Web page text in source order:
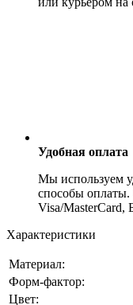
Удобная оплата
Мы используем
способы
Visa/MasterCard,
Характеристики
Материал:
Форм-фактор:
Цвет: